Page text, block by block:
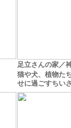
足立さんの家／
猫や犬、植物た
せに過ごすちい